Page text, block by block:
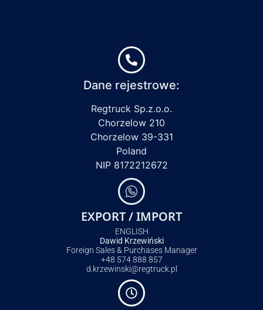
Dane rejestrowe:
Regtruck Sp.z.o.o.
Chorzelow 210
Chorzelow 39-331
Poland
NIP 8172212672
EXPORT / IMPORT
ENGLISH
Dawid Krzewiński
Foreign Sales & Purchases Manager
+48 574 888 857
d.krzewinski@regtruck.pl